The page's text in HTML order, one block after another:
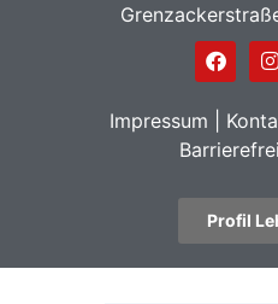
Impressum
Profil